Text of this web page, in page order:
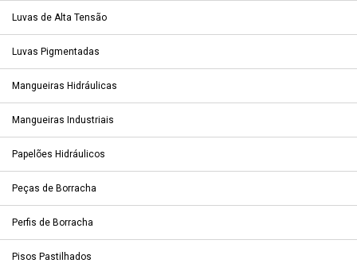
Luvas de Alta Tensão
Luvas Pigmentadas
Mangueiras Hidráulicas
Mangueiras Industriais
Papelões Hidráulicos
Peças de Borracha
Perfis de Borracha
Pisos Pastilhados